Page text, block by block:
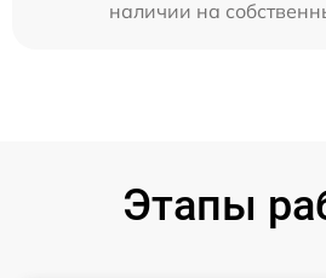
наличии на
Этапы